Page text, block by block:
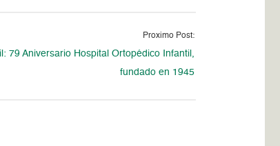
Proximo Post:
79 Aniversario Hospital Ortopédico Infantil,
fundado en 1945